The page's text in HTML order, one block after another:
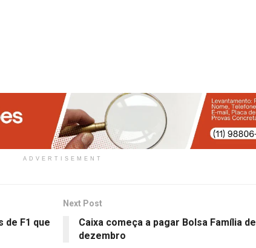
ADVERTISEMENT
de F1 que
Next Post
Caixa começa a pagar Bolsa Família de
dezembro